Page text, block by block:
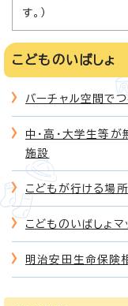
す。）
こどものいばしょ
バーチャル空間で
中・高・大学生等
施設
こどもが行ける場
こどものいばしょ
明治安田生命保険